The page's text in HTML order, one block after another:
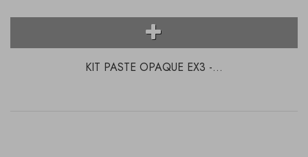
KIT PASTE OPAQUE EX3 -...